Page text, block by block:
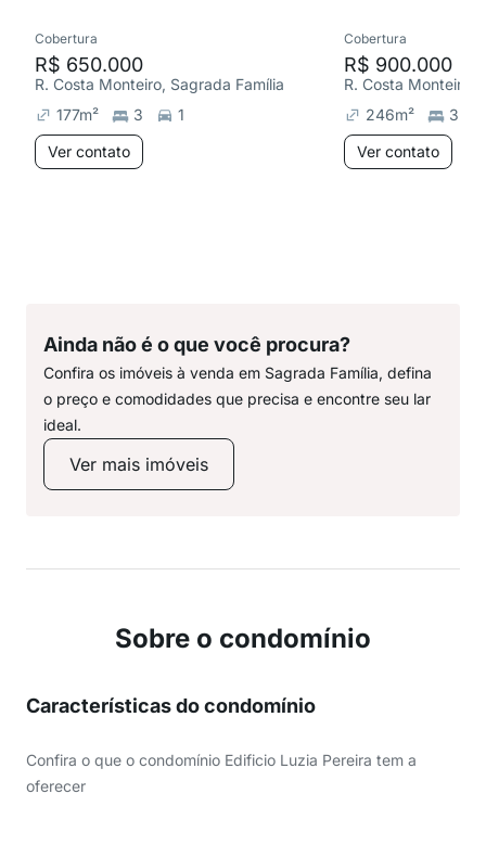
Cobertura
R$ 650.000
R. Costa Monteiro, Sagrada Família
177m² 3
1
Ver contato
Cobertura
R$ 900.000
R. Costa Monteiro,
246m²
3
Ver contato
Ainda não é o que você procura?
Confira os imóveis à venda em Sagrada Família, defina
o preço e comodidades que precisa e encontre seu lar
ideal.
Ver mais imóveis
Sobre o condomínio
Características do condomínio
Confira o que o condomínio Edificio Luzia Pereira tem a
oferecer